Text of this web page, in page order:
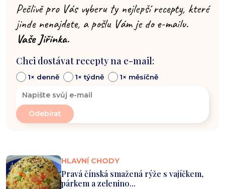
Pečlivě pro Vás vyberu ty nejlepší recepty, které
jinde nenajdete, a pošlu Vám je do e-mailu.
Vaše Jiřinka.
Chci dostávat recepty na e-mail:
1× denně 1× týdně 1× měsíčně
HLAVNÍ CHODY
Pravá čínská smažená rýže s vajíčkem,
párkem a zelenino...